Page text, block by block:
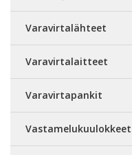
Varavirtalähteet
Varavirtalaitteet
Varavirtapankit
Vastamelukuulokkeet